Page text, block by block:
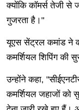
क्योंकि कॉमर्स तेजी से
गुजरता है।"
यूएस सेंट्रल कमांड ने
कमर्शियल शिपिंग की
उन्होंने कहा,
कमर्शियल जहाजों को